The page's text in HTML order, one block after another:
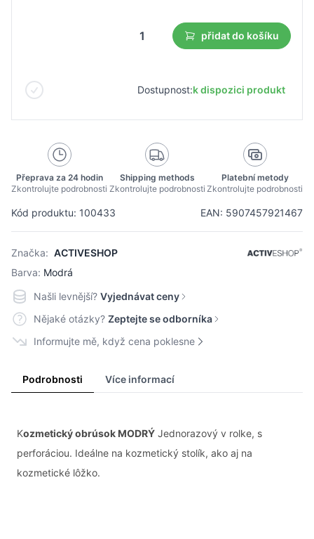
Kód produktu: 100433 EAN: 5907457921467
Značka: ACTIVESHOP
Barva: Modrá
přidat do košíku
Dostupnost:k dispozici produkt
Přeprava za 24 hodin
Zkontrolujte podrobnosti
Shipping methods
Zkontrolujte podrobnosti
Platební metody
Zkontrolujte podrobnosti
Našli levnější? Vyjednávat ceny
Nějaké otázky? Zeptejte se odborníka
Informujte mě, když cena poklesne
Podrobnosti Více informací
Kozmetický obrúsok MODRÝ Jednorazový v rolke, s
perforáciou. Ideálne na kozmetický stolík, ako aj na
kozmetické lôžko.